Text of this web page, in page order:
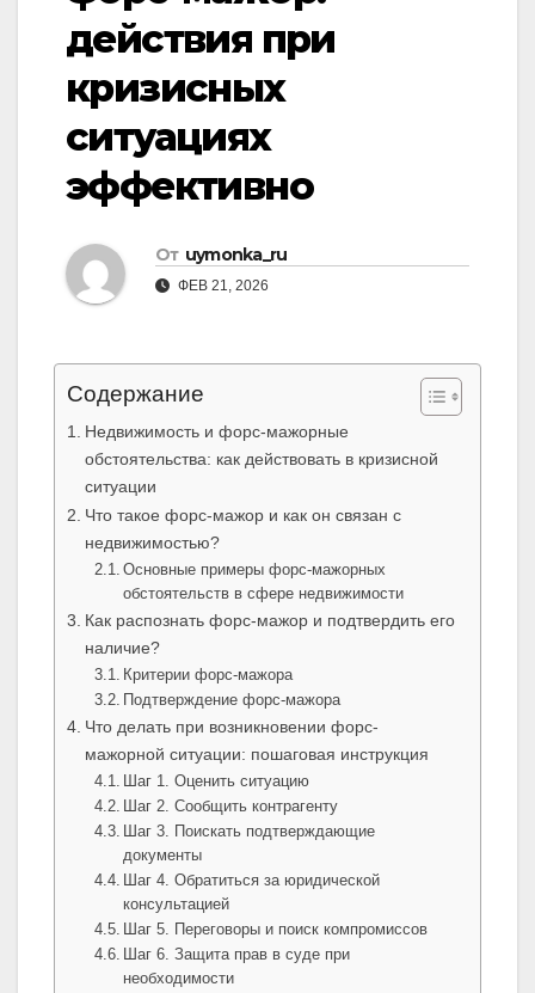
действия при
кризисных
ситуациях
эффективно
От uymonka_ru
ФЕВ 21, 2026
Содержание
Недвижимость и форс-мажорные
обстоятельства: как действовать в кризисной
ситуации
Что такое форс-мажор и как он связан с
недвижимостью?
Основные примеры форс-мажорных
обстоятельств в сфере недвижимости
Как распознать форс-мажор и подтвердить его
наличие?
Критерии форс-мажора
Подтверждение форс-мажора
Что делать при возникновении форс-
мажорной ситуации: пошаговая инструкция
Шаг 1. Оценить ситуацию
Шаг 2. Сообщить контрагенту
Шаг 3. Поискать подтверждающие
документы
Шаг 4. Обратиться за юридической
консультацией
Шаг 5. Переговоры и поиск компромиссов
Шаг 6. Защита прав в суде при
необходимости